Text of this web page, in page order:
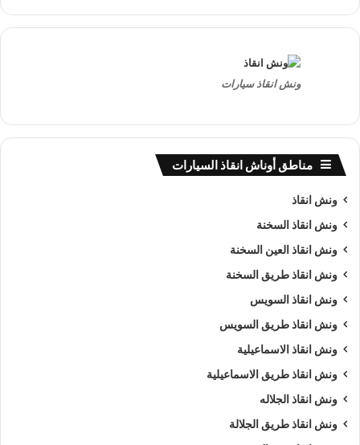
ونش انقاذ سيارات
مناطق أوناش انقاذ السيارات
ونش انقاذ
ونش انقاذ السخنة
ونش انقاذ العين السخنة
ونش انقاذ طريق السخنة
ونش انقاذ السويس
ونش انقاذ طريق السويس
ونش انقاذ الاسماعيلية
ونش انقاذ طريق الاسماعيلية
ونش انقاذ الجلاله
ونش انقاذ طريق الجلالة